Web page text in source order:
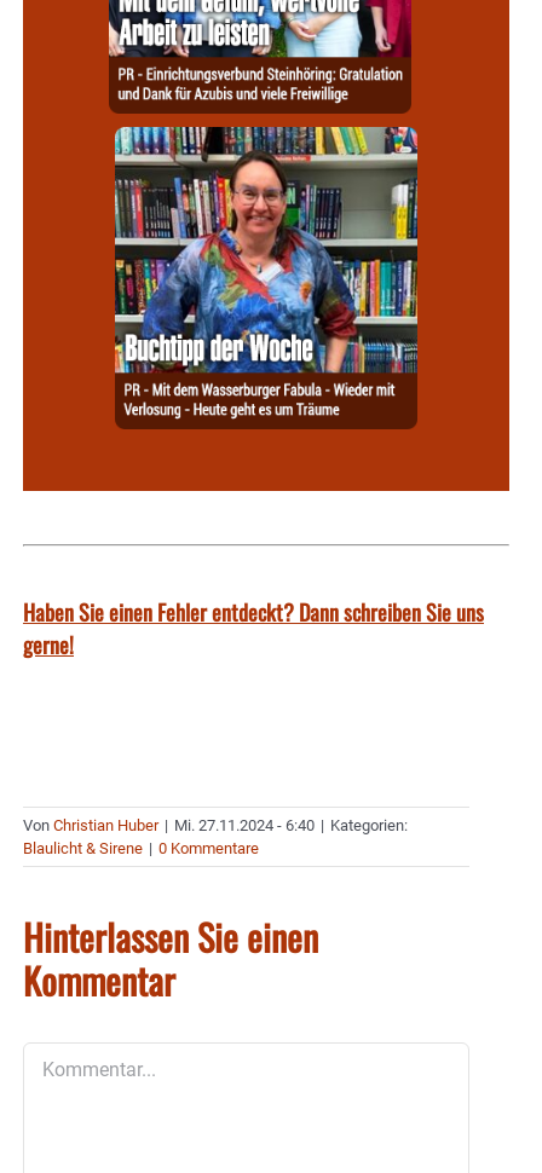
Haben Sie einen Fehler entdeckt? Dann schreiben Sie uns
gerne!
Von Christian Huber | Mi. 27.11.2024 - 6:40 | Kategorien:
Blaulicht & Sirene | 0 Kommentare
Hinterlassen Sie einen
Kommentar